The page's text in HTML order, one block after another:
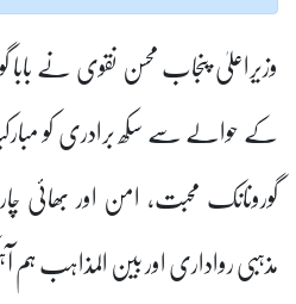
وزیراعلیٰ پنجاب محسن نقوی نے
کے حوالے سے سکھ برادری کو
گورونانک محبت، امن اور
مذہبی رواداری اور بین المذاہب